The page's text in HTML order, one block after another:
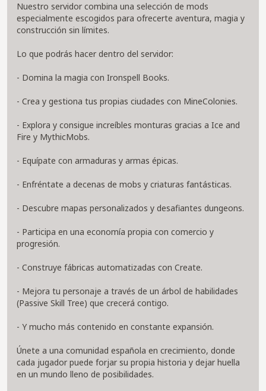
Nuestro servidor combina una selección de mods
especialmente escogidos para ofrecerte aventura, magia y
construcción sin límites.
Lo que podrás hacer dentro del servidor:
- Domina la magia con Ironspell Books.
- Crea y gestiona tus propias ciudades con MineColonies.
- Explora y consigue increíbles monturas gracias a Ice and
Fire y MythicMobs.
- Equípate con armaduras y armas épicas.
- Enfréntate a decenas de mobs y criaturas fantásticas.
- Descubre mapas personalizados y desafiantes dungeons.
- Participa en una economía propia con comercio y
progresión.
- Construye fábricas automatizadas con Create.
- Mejora tu personaje a través de un árbol de habilidades
(Passive Skill Tree) que crecerá contigo.
- Y mucho más contenido en constante expansión.
Únete a una comunidad española en crecimiento, donde
cada jugador puede forjar su propia historia y dejar huella
en un mundo lleno de posibilidades.